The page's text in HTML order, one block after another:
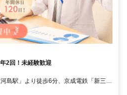
2回！未経験歓迎
島駅」より徒歩6分、京成電鉄「新三河
川線「荒川区役所前駅」より徒歩6分